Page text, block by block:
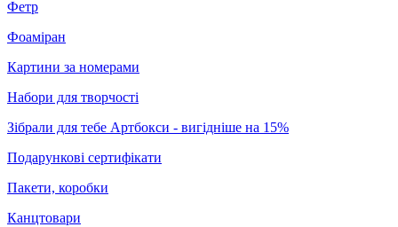
Фетр
Фоаміран
Картини за номерами
Набори для творчості
Зібрали для тебе Артбокси - вигідніше на 15%
Подарункові сертифікати
Пакети, коробки
Канцтовари